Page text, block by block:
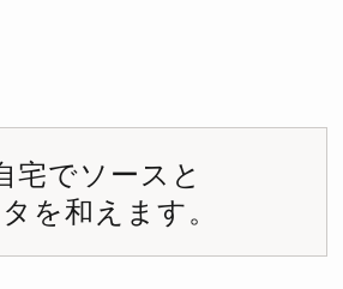
宅でソースと
を和えます。